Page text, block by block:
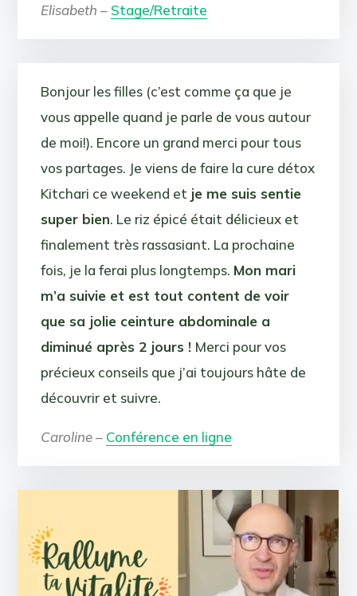
Elisabeth – Stage/Retraite
Bonjour les filles (c’est comme ça que je
vous appelle quand je parle de vous autour
de moi!). Encore un grand merci pour tous
vos partages. Je viens de faire la cure détox
Kitchari ce weekend et je me suis sentie
super bien. Le riz épicé était délicieux et
finalement très rassasiant. La prochaine
fois, je la ferai plus longtemps. Mon mari
m’a suivie et est tout content de voir
que sa jolie ceinture abdominale a
diminué après 2 jours ! Merci pour vos
précieux conseils que j’ai toujours hâte de
découvrir et suivre.
Caroline – Conférence en ligne